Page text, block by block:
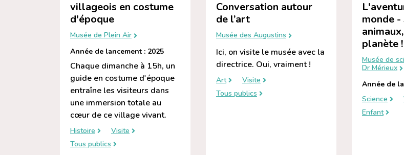
villageois en costume
d'époque
Musée de Plein Air
Année de lancement : 2025
Chaque dimanche à 15h, un
guide en costume d'époque
entraîne les visiteurs dans
une immersion totale au
cœur de ce village vivant.
Histoire
Visite
Tous publics
Conversation autour
de l’art
Musée des Augustins
Ici, on visite le musée avec la
directrice. Oui, vraiment !
Art
Visite
Tous publics
monde
planète !
Musée de
Dr Mérieux
Année de
Science
Enfant